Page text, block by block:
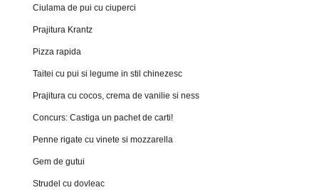
Ciulama de pui cu ciuperci
Prajitura Krantz
Pizza rapida
Taitei cu pui si legume in stil chinezesc
Prajitura cu cocos, crema de vanilie si ness
Concurs: Castiga un pachet de carti!
Penne rigate cu vinete si mozzarella
Gem de gutui
Strudel cu dovleac